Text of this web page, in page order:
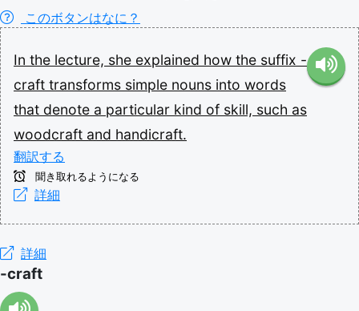
このボタンはなに？
In the lecture, she explained how the suffix -
craft transforms simple nouns into words
that denote a particular kind of skill, such as
woodcraft and handicraft.
翻訳する
聞き取れるようになる
詳細
詳細
-craft